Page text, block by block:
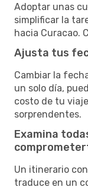
Adoptar unas
simplificar la
hacia Curacao.
Ajusta tus
Cambiar la
un solo día,
costo de tu
sorprendentes.
Examina
Un itinerario
traduce en un